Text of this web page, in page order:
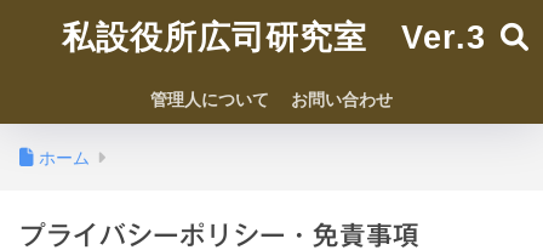
私設役所広司研究室 Ver.3
管理人について お問い合わせ
ホーム
プライバシーポリシー・免責事項